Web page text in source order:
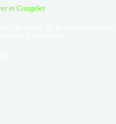
et Congeler